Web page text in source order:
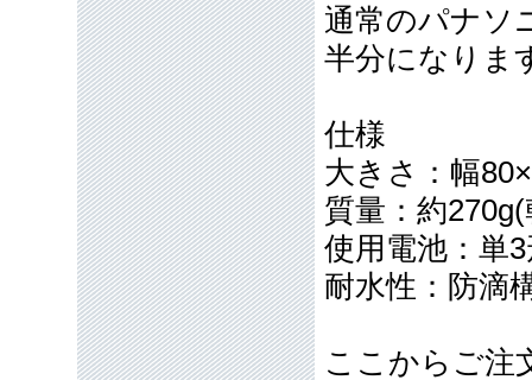
通常のパナソ
半分になりま
仕様
大きさ：幅
質量：約
使用電池：単
耐水性：防滴
ここからご注